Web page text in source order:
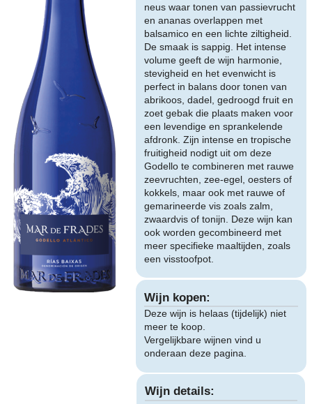
neus waar tonen van passievrucht
en ananas overlappen met
balsamico en een lichte ziltigheid.
De smaak is sappig. Het intense
volume geeft de wijn harmonie,
stevigheid en het evenwicht is
perfect in balans door tonen van
abrikoos, dadel, gedroogd fruit en
zoet gebak die plaats maken voor
een levendige en sprankelende
afdronk. Zijn intense en tropische
fruitigheid nodigt uit om deze
Godello te combineren met rauwe
zeevruchten, zee-egel, oesters of
kokkels, maar ook met rauwe of
gemarineerde vis zoals zalm,
zwaardvis of tonijn. Deze wijn kan
ook worden gecombineerd met
meer specifieke maaltijden, zoals
een visstoofpot.
Wijn kopen:
Deze wijn is helaas (tijdelijk) niet
meer te koop.
Vergelijkbare wijnen vind u
onderaan deze pagina.
Wijn details: